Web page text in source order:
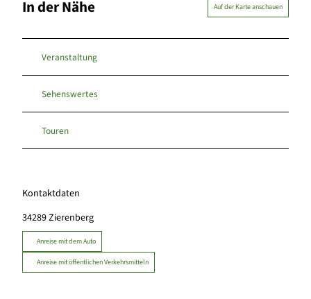
In der Nähe Auf der Karte anschauen
Veranstaltung
Sehenswertes
Touren
Kontaktdaten
34289Zierenberg
Anreise mit dem Auto
Anreise mit öffentlichen Verkehrsmitteln